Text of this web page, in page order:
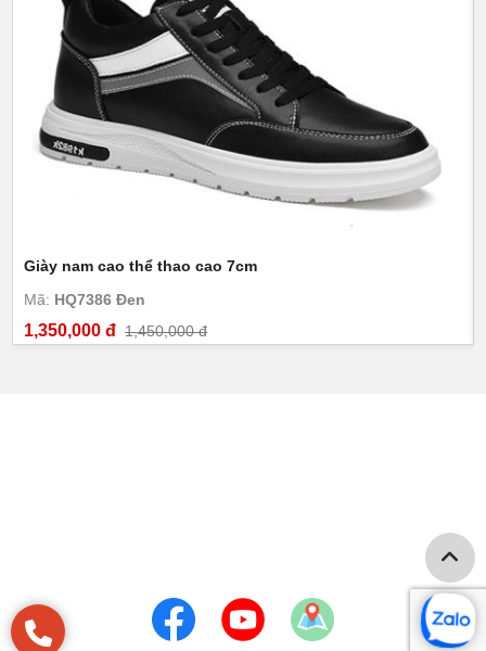
Giày nam cao thể thao cao 7cm
Mã: HQ7386 Đen
1,350,000 đ 1,450,000 đ